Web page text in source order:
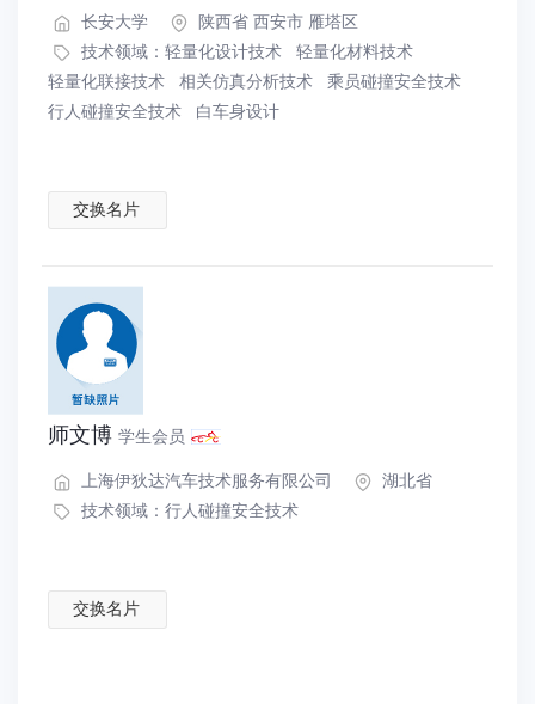
长安大学
陕西省 西安市 雁塔区
技术领域： 轻量化设计技术 轻量化材料技术
轻量化联接技术 相关仿真分析技术 乘员碰撞安全技术
行人碰撞安全技术
白车身设计
交换名片
师文博 学生会员
上海伊狄达汽车技术服务有限公司
湖北省
技术领域： 行人碰撞安全技术
交换名片